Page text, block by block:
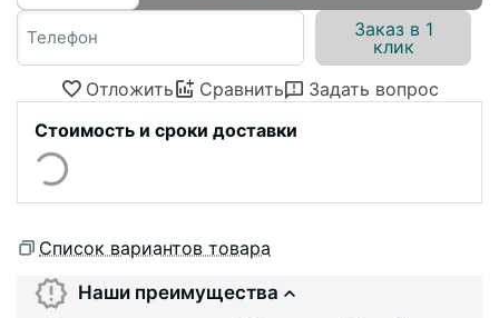
Заказ в 1
клик
Отложить
Сравнить
Задать вопрос
Стоимость и сроки доставки
Список вариантов товара
Наши преимущества